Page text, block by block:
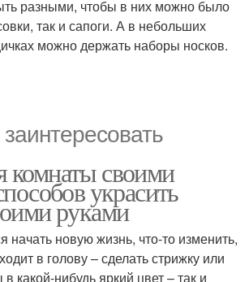
разными, чтобы в них можно было
так и сапоги. А в небольших
можно держать наборы носков.
комнаты своими
украсить
руками
начать новую жизнь, что-то изменить,
в голову – сделать стрижку или
какой-нибудь яркий цвет – так и